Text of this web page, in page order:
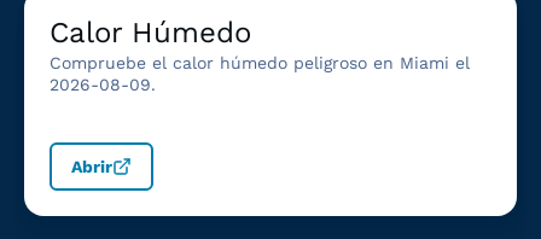
Calor Húmedo
Compruebe el calor húmedo peligroso en Miami el
2026-08-09.
Abrir